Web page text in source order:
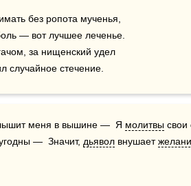
без ропота мученья,
— вот лучшее леченье.
за нищенский удел
случайное стечение.
меня в вышине —  Я молитвы свои
—  Значит, дьявол внушает